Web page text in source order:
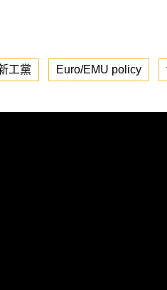
工黨 Euro/EMU policy